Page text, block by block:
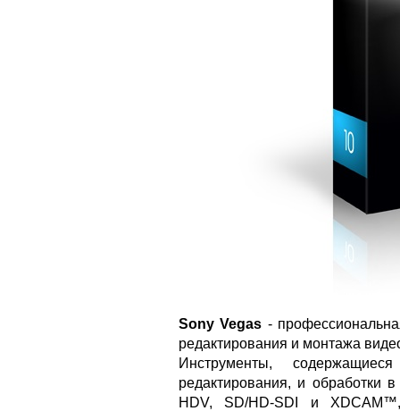
Sony Vegas -
редактирования и монтажа
Инструменты,
редактирования, и обработки
HDV, SD/HD-SDI и XDCAM™,